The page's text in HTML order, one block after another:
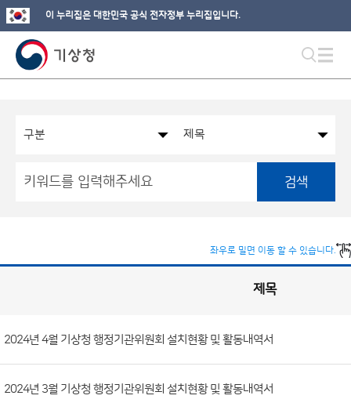
이 누리집은 대한민국 공식 전자정부 누리집입니다.
검색
좌우로 밀면 이동 할 수 있습니다.
공
개
정
보
목
록
제목
2024년 4월 기상청 행정기관위원회 설치현황 및 활동내역서
2024년 3월 기상청 행정기관위원회 설치현황 및 활동내역서